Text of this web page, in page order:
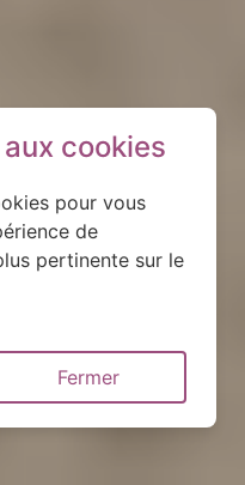
cookies
pour vous
de
pertinente sur le
Fermer